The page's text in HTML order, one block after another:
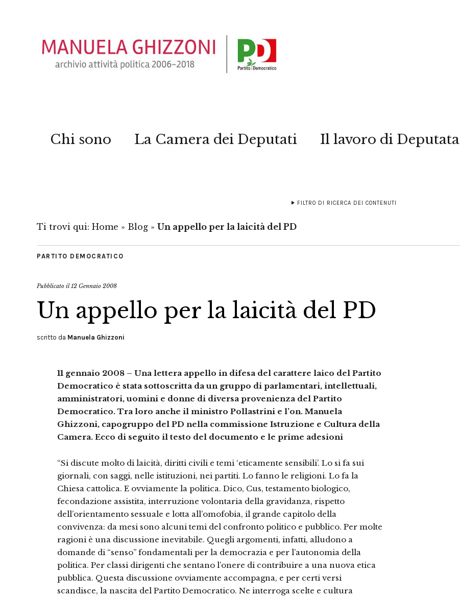
Chi sono La Camera dei Deputati Il lavoro di Deputata
FILTRO DI RICERCA DEI CONTENUTI
Ti trovi qui: Home » Blog » Un appello per la laicità del PD
PARTITO DEMOCRATICO
Pubblicato il12 Gennaio 2008
Un appello per la laicità del PD
scritto da Manuela Ghizzoni
11 gennaio 2008 – Una lettera appello in difesa del carattere laico del Partito
Democratico è stata sottoscritta da un gruppo di parlamentari, intellettuali,
amministratori, uomini e donne di diversa provenienza del Partito
Democratico. Tra loro anche il ministro Pollastrini e l’on. Manuela
Ghizzoni, capogruppo del PD nella commissione Istruzione e Cultura della
Camera. Ecco di seguito il testo del documento e le prime adesioni
“Si discute molto di laicità, diritti civili e temi ‘eticamente sensibili’. Lo si fa sui
giornali, con saggi, nelle istituzioni, nei partiti. Lo fanno le religioni. Lo fa la
Chiesa cattolica. E ovviamente la politica. Dico, Cus, testamento biologico,
fecondazione assistita, interruzione volontaria della gravidanza, rispetto
dell’orientamento sessuale e lotta all’omofobia, il grande capitolo della
convivenza: da mesi sono alcuni temi del confronto politico e pubblico. Per molte
ragioni è una discussione inevitabile. Quegli argomenti, infatti, alludono a
domande di “senso” fondamentali per la democrazia e per l’autonomia della
politica. Per classi dirigenti che sentano l’onere di contribuire a una nuova etica
pubblica. Questa discussione ovviamente accompagna, e per certi versi
scandisce, la nascita del Partito Democratico. Ne interroga scelte e cultura